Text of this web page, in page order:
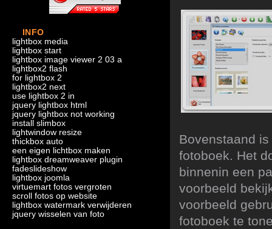
INFO
lightbox media
lightbox start
lightbox image viewer 2 03 a
lightbox2 flash
for lightbox 2
lightbox2 next
use lightbox 2 in
jquery lightbox html
jquery lightbox not working
install slimbox
lightwindow resize
thickbox auto
een eigen lichtbox maken
lightbox dreamweaver plugin
fadeslideshow
lightbox joomla
virtuemart fotos vergroten
scroll fotos op website
lightbox watermark verwijderen
jquery wisselen van foto
Bovenstaand
fotoboek. Het
binnenin een
voorbeeld
voorbeeld
fotoboek te